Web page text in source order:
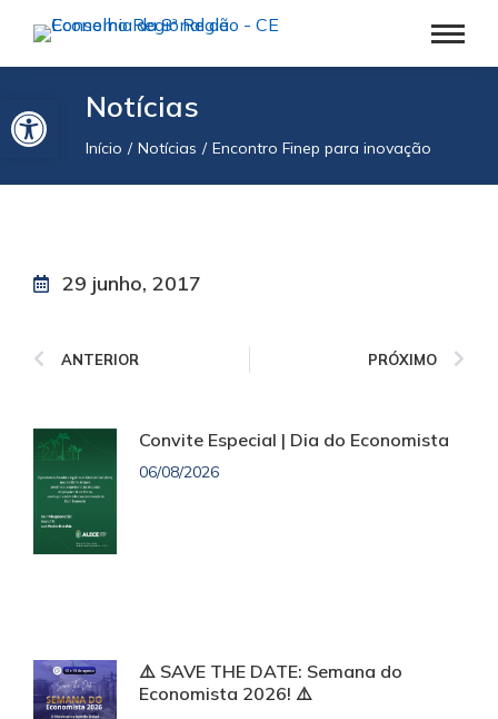
Barra de Ferramentas AbertaNotícias
Você está aqui:
Início Notícias Encontro Finep para inovação
29 junho, 2017
ANTERIOR PRÓXIMO
Convite Especial | Dia do Economista
06/08/2026
⚠️ SAVE THE DATE: Semana do
Economista 2026! ⚠️